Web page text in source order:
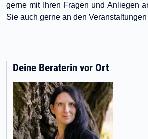
gerne mit Ihren Fragen und Anliegen
Sie auch gerne an den
Deine Beraterin vor Ort